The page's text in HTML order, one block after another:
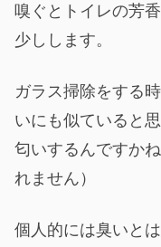
嗅ぐとトイレの芳
少しします。
ガラス掃除をする
いにも似ていると
匂いするんですか
れません）
個人的には臭いと